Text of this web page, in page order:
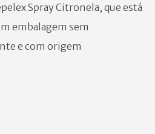
Spray Citronela, que está
embalagem sem
e com origem